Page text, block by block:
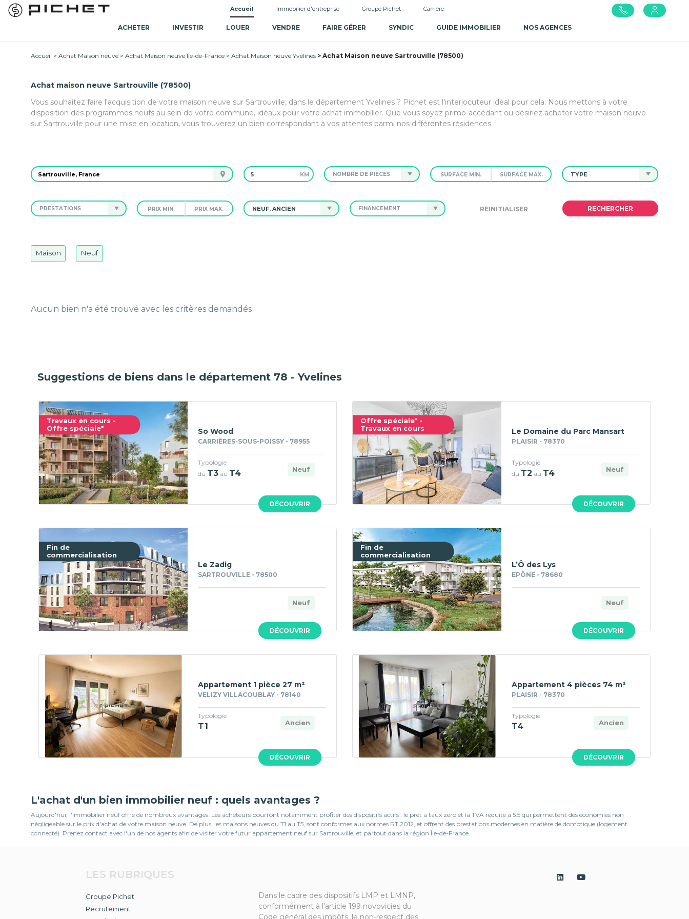
Accueil Immobilier d'entreprise Groupe Pichet Carrière
ACHETER INVESTIR LOUER VENDRE FAIRE GÉRER SYNDIC GUIDE IMMOBILIER NOS AGENCES
Accueil Achat Maison neuve Achat Maison neuve Île-de-France Achat Maison neuve Yvelines Achat Maison neuve Sartrouville (78500)
Achat maison neuve Sartrouville (78500)
Vous souhaitez faire l'acquisition de votre maison neuve sur Sartrouville, dans le département Yvelines ? Pichet est l'interlocuteur idéal pour cela. Nous mettons à votre
disposition des programmes neufs au sein de votre commune, idéaux pour votre achat immobilier. Que vous soyez primo-accédant ou désiriez acheter votre maison neuve
sur Sartrouville pour une mise en location, vous trouverez un bien correspondant à vos attentes parmi nos différentes résidences.
KM NOMBRE DE PIÈCES TYPE
PRESTATIONS NEUF, ANCIEN FINANCEMENT
Maison Neuf
Aucun bien n'a été trouvé avec les critères demandés
Suggestions de biens dans le département 78 - Yvelines
Travaux en cours -
Offre spéciale*
DÉCOUVRIR
So Wood
CARRIÈRES-SOUS-POISSY - 78955
Neuf
Typologie
du T3 au T4
Offre spéciale* -
Travaux en cours
DÉCOUVRIR
Le Domaine du Parc Mansart
PLAISIR - 78370
Neuf
Typologie
du T2 au T4
Fin de
commercialisation
DÉCOUVRIR
Le Zadig
SARTROUVILLE - 78500
Neuf
Fin de
commercialisation
DÉCOUVRIR
L’Ô des Lys
EPÔNE - 78680
Neuf
DÉCOUVRIR
Appartement 1 pièce 27 m²
VELIZY VILLACOUBLAY - 78140
Ancien
Typologie
T1
DÉCOUVRIR
Appartement 4 pièces 74 m²
PLAISIR - 78370
Ancien
Typologie
T4
L'achat d'un bien immobilier neuf : quels avantages ?
Aujourd'hui, l'immobilier neuf offre de nombreux avantages. Les acheteurs pourront notamment profiter des dispositifs actifs : le prêt à taux zéro et la TVA réduite à 5.5 qui permettent des économies non
négligeable sur le prix d'achat de votre maison neuve. De plus, les maisons neuves du T1 au T5, sont conformes aux normes RT 2012, et offrent des prestations modernes en matière de domotique (logement
connecté). Prenez contact avec l'un de nos agents afin de visiter votre futur appartement neuf sur Sartrouville, et partout dans la région Île-de-France.
LES RUBRIQUES
Groupe Pichet
Recrutement
Dans le cadre des dispositifs LMP et LMNP,
conformément à l’article 199 novovicies du
Code général des impôts, le non-respect des